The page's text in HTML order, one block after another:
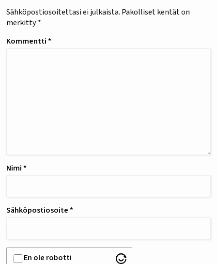
Sähköpostiosoitettasi ei julkaista. Pakolliset kentät on
merkitty*
Kommentti *
Nimi *
Sähköpostiosoite *
En ole robotti